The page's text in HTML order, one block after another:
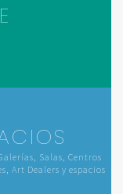
Salas, Centros
Art Dealers y espacios